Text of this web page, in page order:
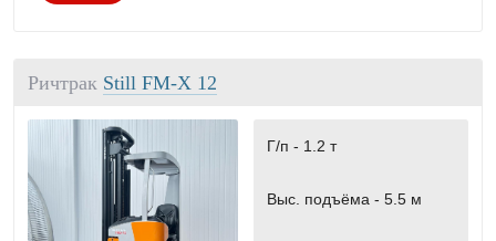
Ричтрак Still FM-X 12
Г/п - 1.2 т
Выс. подъёма - 5.5 м